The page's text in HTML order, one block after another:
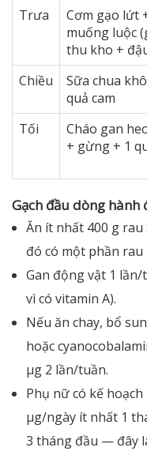
Trưa
Cơm gạo lứt
muống luộc
thu kho +
Chiều
Sữa chua
quả cam
Tối
Cháo gan
+ gừng + 1
Gạch đầu dòng hành
Ăn ít nhất 400 g
đó có một phần rau
Gan động vật 1
vì có vitamin A).
Nếu ăn chay, bổ
hoặc
µg 2 lần/tuần.
Phụ nữ có kế
µg/ngày ít nhất 1
3 tháng đầu — đây